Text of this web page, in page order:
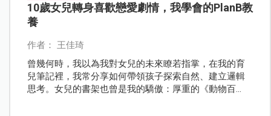
10歲女兒轉身喜歡戀愛劇情，我學會的PlanB教
養
作者： 王佳琦
曾幾何時，我以為我對女兒的未來瞭若指掌，在我的育
兒筆記裡，我常分享如何帶領孩子探索自然、建立邏輯
思考。女兒的書架也曾是我的驕傲：厚重的《動物百